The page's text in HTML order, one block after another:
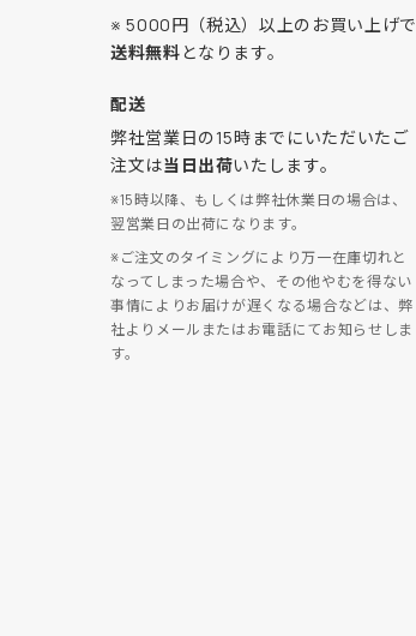
※ 5000円（税込）以上のお買い上げで
送料無料となります。
配送
弊社営業日の15時までにいただいたご
注文は当日出荷いたします。
※15時以降、もしくは弊社休業日の場合は、
翌営業日の出荷になります。
※ご注文のタイミングにより万一在庫切れと
なってしまった場合や、その他やむを得ない
事情によりお届けが遅くなる場合などは、弊
社よりメールまたはお電話にてお知らせしま
す。